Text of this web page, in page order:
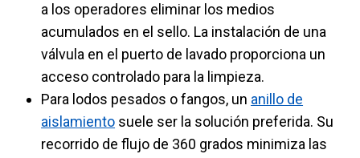
a los operadores eliminar los medios
acumulados en el sello. La instalación de una
válvula en el puerto de lavado proporciona un
acceso controlado para la limpieza.
Para lodos pesados o fangos, un anillo de
aislamiento suele ser la solución preferida. Su
recorrido de flujo de 360 grados minimiza las